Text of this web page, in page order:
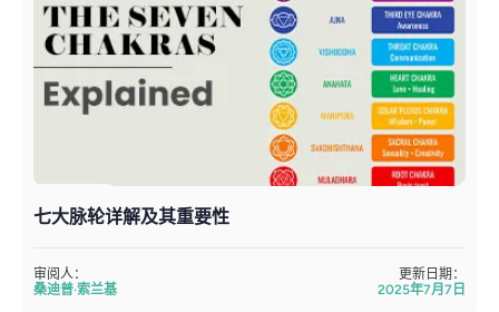
七大脉轮详解及其重要性
审阅人：
桑迪普·索兰基
更新日期：
2025年7月7日